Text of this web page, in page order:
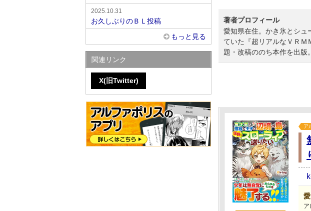
著者プロフィール
愛知県在住。かき氷とシュ
ていた『超リアルなＶＲＭ
題・改稿ののち本作を出版。
ア
2025.10.31
お久しぶりのＢＬ投稿
もっと見る
関連リンク
X(旧Twitter)